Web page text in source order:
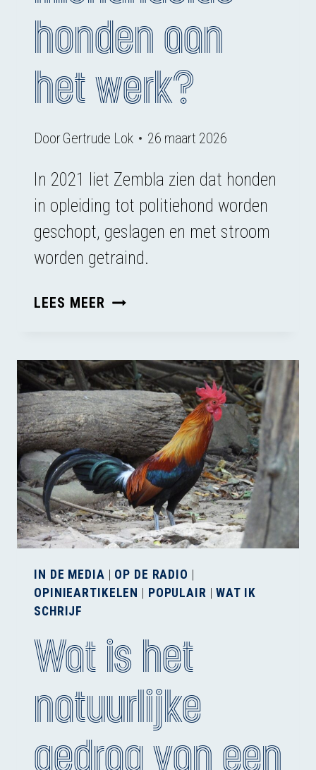
honden aan
het werk?
DoorGertrude Lok 26 maart 2026
In 2021 liet Zembla zien dat honden
in opleiding tot politiehond worden
geschopt, geslagen en met stroom
worden getraind.
LEES MEER WAAROM
POLITIE
MISHANDELDE
HONDEN
AAN
HET
WERK?
IN DE MEDIA | OP DE RADIO |
OPINIEARTIKELEN | POPULAIR |WAT IK
SCHRIJF
Wat is het
natuurlijke
gedrag van een